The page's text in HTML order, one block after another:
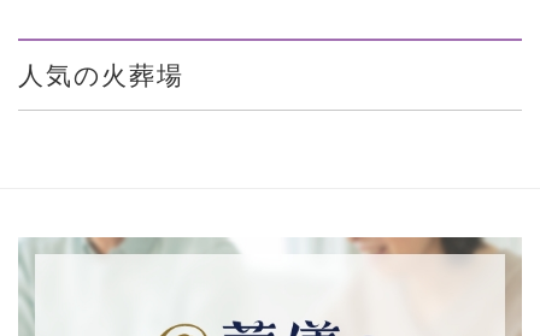
人気の火葬場